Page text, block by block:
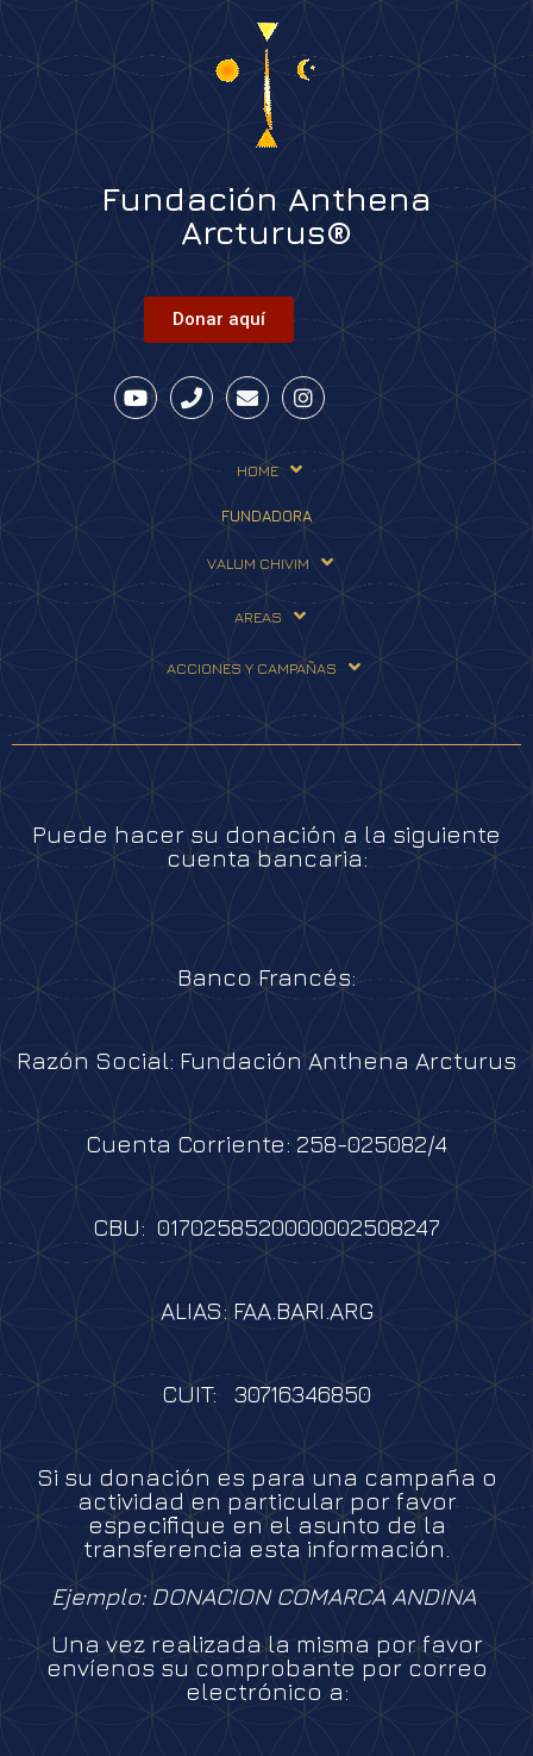
Fundación Anthena
Arcturus®
Donar aquí
HOME
FUNDADORA
VALUM CHIVIM
AREAS
ACCIONES Y CAMPAÑAS
Puede hacer su donación a la siguiente
cuenta bancaria:
Banco Francés:
Razón Social: Fundación Anthena Arcturus
Cuenta Corriente: 258-025082/4
CBU: 0170258520000002508247
ALIAS: FAA.BARI.ARG
CUIT: 30716346850
Si su donación es para una campaña o
actividad en particular por favor
especifique en el asunto de la
transferencia esta información.
Ejemplo: DONACION COMARCA ANDINA
Una vez realizada la misma por favor
envíenos su comprobante por correo
electrónico a: